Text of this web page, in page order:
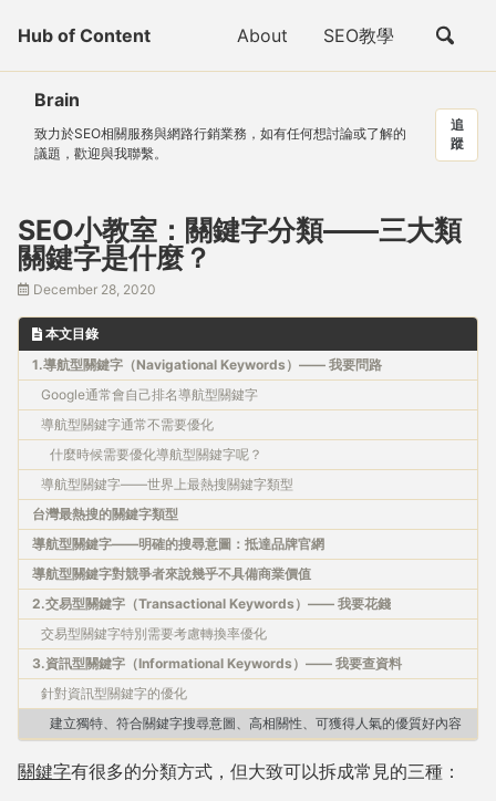
主
内
頁
Hub of Content About SEO教學
切
索
Brain
致力於SEO相關服務與網路行銷業務，如有任何想討論或了解的
議題，歡迎與我聯繫。
追
蹤
SEO小教室：關鍵字分類——三大類
關鍵字是什麼？
December 28, 2020
本文目錄
1.導航型關鍵字（Navigational Keywords）—— 我要問路
Google通常會自己排名導航型關鍵字
導航型關鍵字通常不需要優化
什麼時候需要優化導航型關鍵字呢？
導航型關鍵字——世界上最熱搜關鍵字類型
台灣最熱搜的關鍵字類型
導航型關鍵字——明確的搜尋意圖：抵達品牌官網
導航型關鍵字對競爭者來說幾乎不具備商業價值
2.交易型關鍵字（Transactional Keywords）—— 我要花錢
交易型關鍵字特別需要考慮轉換率優化
3.資訊型關鍵字（Informational Keywords）—— 我要查資料
針對資訊型關鍵字的優化
建立獨特、符合關鍵字搜尋意圖、高相關性、可獲得人氣的優質好內容
關鍵字有很多的分類方式，但大致可以拆成常見的三種：